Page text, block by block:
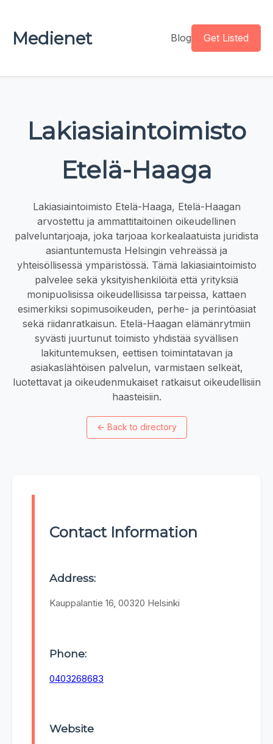
Medienet Blog Get Listed
Lakiasiaintoimisto
Etelä-Haaga
Lakiasiaintoimisto Etelä-Haaga, Etelä-Haagan
arvostettu ja ammattitaitoinen oikeudellinen
palveluntarjoaja, joka tarjoaa korkealaatuista juridista
asiantuntemusta Helsingin vehreässä ja
yhteisöllisessä ympäristössä. Tämä lakiasiaintoimisto
palvelee sekä yksityishenkilöitä että yrityksiä
monipuolisissa oikeudellisissa tarpeissa, kattaen
esimerkiksi sopimusoikeuden, perhe- ja perintöasiat
sekä riidanratkaisun. Etelä-Haagan elämänrytmiin
syvästi juurtunut toimisto yhdistää syvällisen
lakituntemuksen, eettisen toimintatavan ja
asiakaslähtöisen palvelun, varmistaen selkeät,
luotettavat ja oikeudenmukaiset ratkaisut oikeudellisiin
haasteisiin.
← Back to directory
Contact Information
Address:
Kauppalantie 16, 00320 Helsinki
Phone:
0403268683
Website